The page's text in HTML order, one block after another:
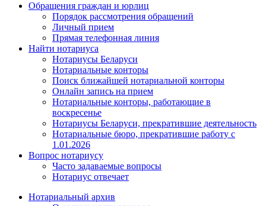
Обращения граждан и юрлиц
Порядок рассмотрения обращений
Личный прием
Прямая телефонная линия
Найти нотариуса
Нотариусы Беларуси
Нотариальные конторы
Поиск ближайшей нотариальной конторы
Онлайн запись на прием
Нотариальные конторы, работающие в
воскресенье
Нотариусы Беларуси, прекратившие деятельность
Нотариальные бюро, прекратившие работу с
1.01.2026
Вопрос нотариусу
Часто задаваемые вопросы
Нотариус отвечает
Нотариальный архив